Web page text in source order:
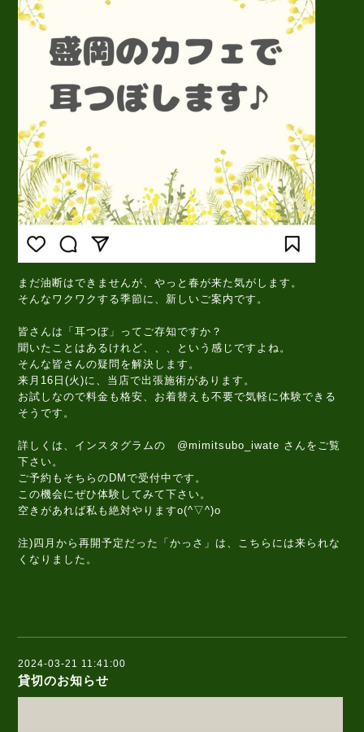
まだ油断はできませんが、やっと春が来た気がします。
そんなワクワクする季節に、新しいご案内です。
皆さんは「耳つぼ」ってご存知ですか？
聞いたことはあるけれど、、、という感じですよね。
そんな皆さんの疑問を解決します。
来月16日(火)に、当店で出張施術があります。
お試しなので料金も格安、お着替えも不要で気軽に体験できる
そうです。
詳しくは、インスタグラムの @mimitsubo_iwate さんをご覧
下さい。
ご予約もそちらのDMで受付中です。
この機会にぜひ体験してみて下さい。
空きがあれば私も絶対やりますo(^▽^)o
注)四月から再開予定だった「かっさ」は、こちらには来られな
くなりました。
2024-03-21 11:41:00
貸切のお知らせ